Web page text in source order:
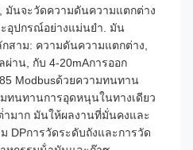
นจะวัดความดันความแตกต่าง
อุปกรณ์อย่างแม่นยํา. มัน
าม: ความดันความแตกต่าง,
ผ่าน, กับ 4-20mAการออก
Modbusด้วยความทนทาน
ทนทานการอุดหนุนในทางเดียว
มาก มันให้ผลงานที่มั่นคงและ
DPการวัดระดับถังและการวัด